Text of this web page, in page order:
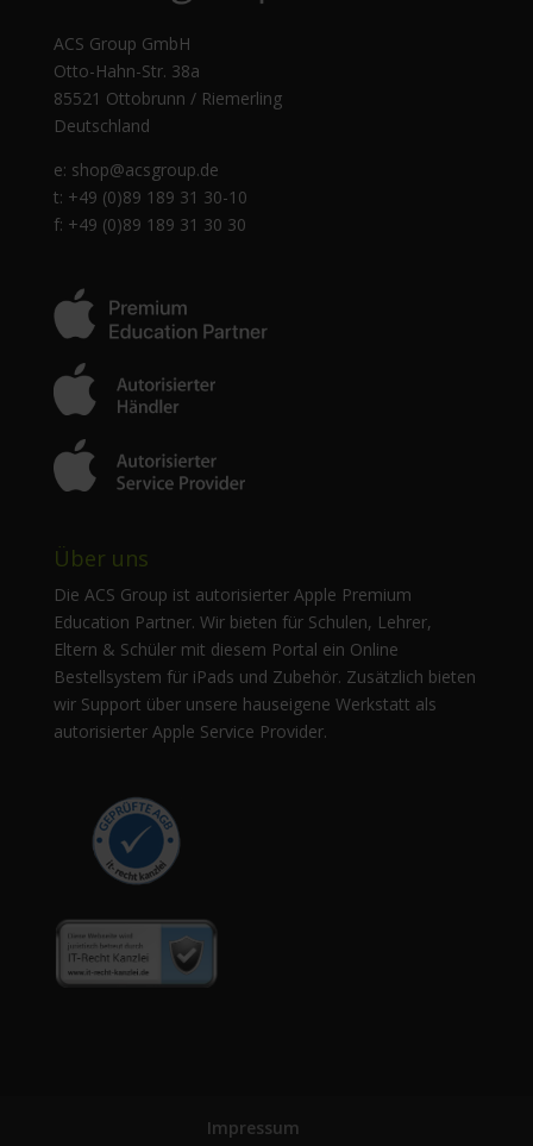
ACS Group GmbH
Otto-Hahn-Str. 38a
85521 Ottobrunn / Riemerling
Deutschland
e: shop@acsgroup.de
t: +49 (0)89 189 31 30-10
f: +49 (0)89 189 31 30 30
Über uns
Die ACS Group ist autorisierter Apple Premium
Education Partner. Wir bieten für Schulen, Lehrer,
Eltern & Schüler mit diesem Portal ein Online
Bestellsystem für iPads und Zubehör. Zusätzlich bieten
wir Support über unsere hauseigene Werkstatt als
autorisierter Apple Service Provider.
Impressum